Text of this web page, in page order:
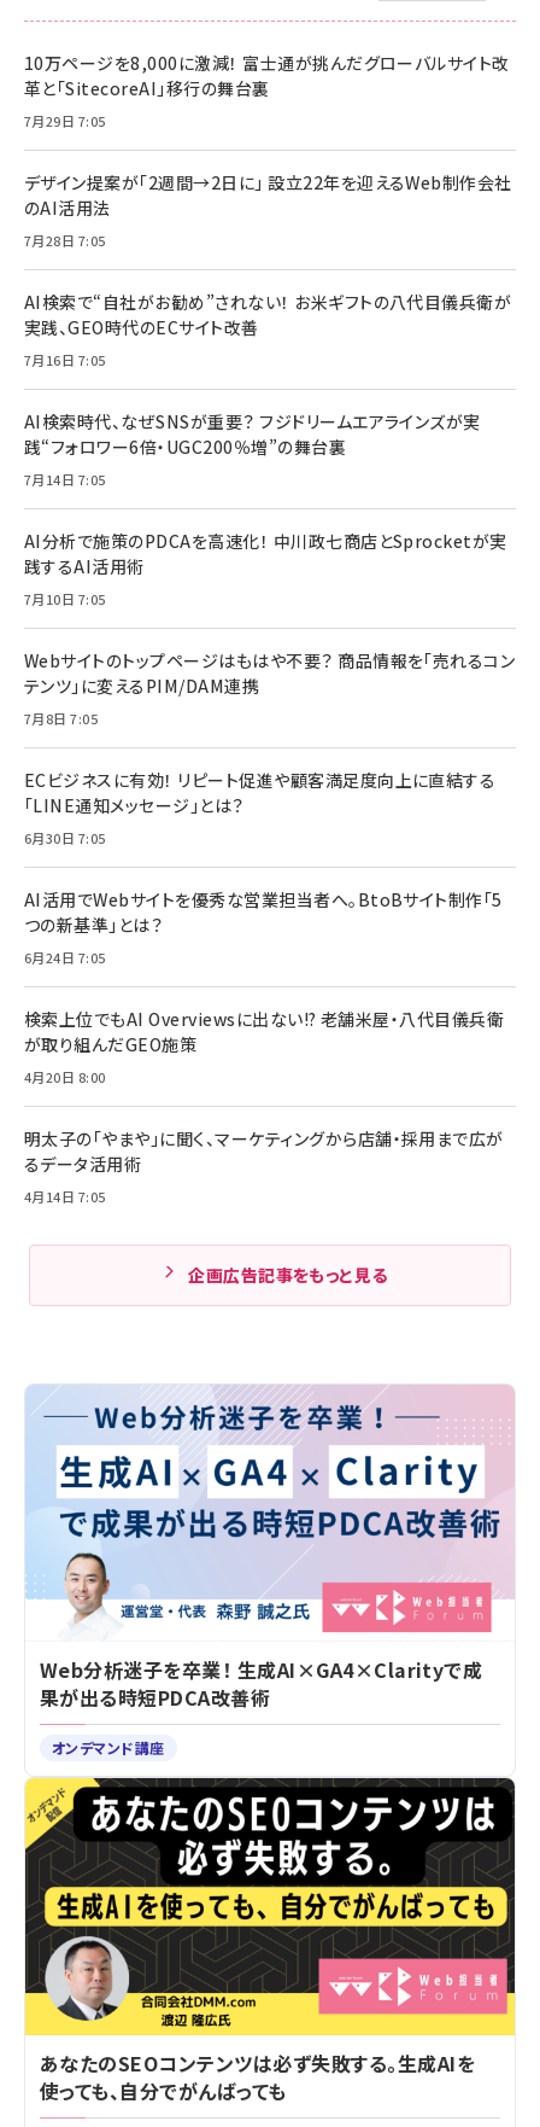
10万ページを8,000に激減！ 富士通が挑んだグローバルサイト改
革と「SitecoreAI」移行の舞台裏
7月29日 7:05
デザイン提案が「2週間→2日に」 設立22年を迎えるWeb制作会社
のAI活用法
7月28日 7:05
AI検索で“自社がお勧め”されない！ お米ギフトの八代目儀兵衛が
実践、GEO時代のECサイト改善
7月16日 7:05
AI検索時代、なぜSNSが重要？ フジドリームエアラインズが実
践“フォロワー6倍・UGC200％増”の舞台裏
7月14日 7:05
AI分析で施策のPDCAを高速化！ 中川政七商店とSprocketが実
践するAI活用術
7月10日 7:05
Webサイトのトップページはもはや不要？ 商品情報を「売れるコン
テンツ」に変えるPIM/DAM連携
7月8日 7:05
ECビジネスに有効！ リピート促進や顧客満足度向上に直結する
「LINE通知メッセージ」とは？
6月30日 7:05
AI活用でWebサイトを優秀な営業担当者へ。BtoBサイト制作「5
つの新基準」とは？
6月24日 7:05
検索上位でもAI Overviewsに出ない!? 老舗米屋・八代目儀兵衛
が取り組んだGEO施策
4月20日 8:00
明太子の「やまや」に聞く、マーケティングから店舗・採用まで広が
るデータ活用術
4月14日 7:05
企画広告記事をもっと見る
Web分析迷子を卒業！ 生成AI×GA4×Clarityで成
果が出る時短PDCA改善術
オンデマンド講座
あなたのSEOコンテンツは必ず失敗する。生成AIを
使っても、自分でがんばっても